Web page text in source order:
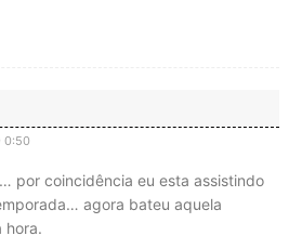
0:50
por coincidência eu esta assistindo
agora bateu aquela
hora.